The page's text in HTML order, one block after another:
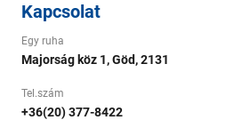
Kapcsolat
Egy ruha
Majorság köz 1, Göd, 2131
Tel.szám
+36(20) 377-8422